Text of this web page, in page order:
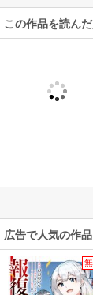
この作品を読ん
広告で人気の作